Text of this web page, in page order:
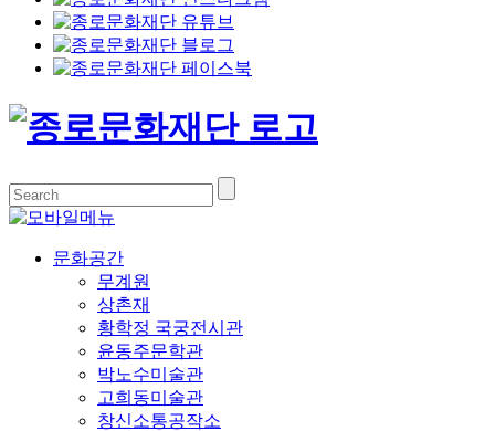
문화공간
무계원
상촌재
황학정 국궁전시관
윤동주문학관
박노수미술관
고희동미술관
창신소통공작소